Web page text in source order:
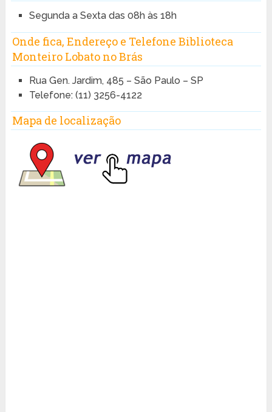
Segunda a Sexta das 08h às 18h
Onde fica, Endereço e Telefone Biblioteca
Monteiro Lobato no Brás
Rua Gen. Jardim, 485 – São Paulo – SP
Telefone: (11) 3256-4122
Mapa de localização